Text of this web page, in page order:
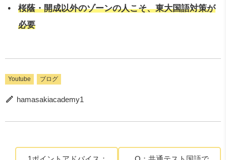
桜蔭・開成以外のゾーンの人こそ、東大国語対策が
必要
Youtube ブログ
hamasakiacademy1